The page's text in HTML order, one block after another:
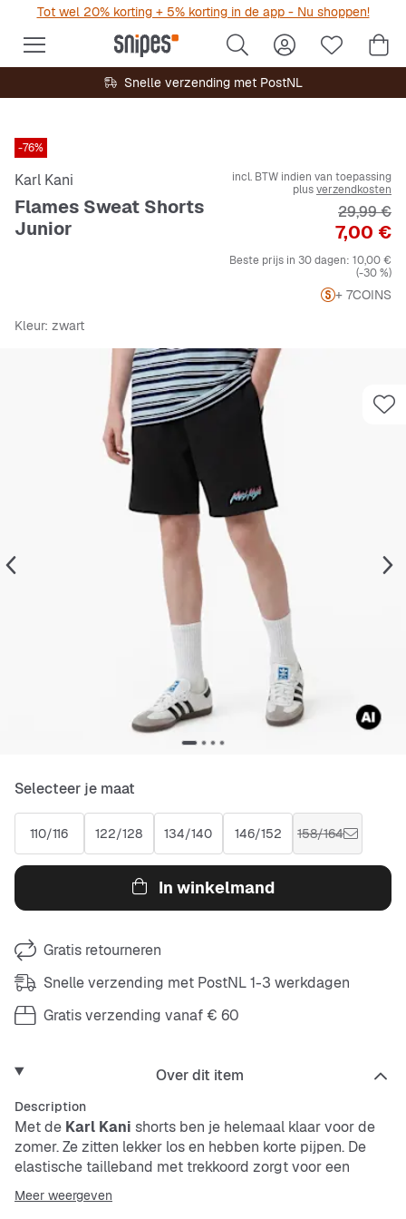
Tot wel 20% korting + 5% korting in de app - Nu shoppen!
Snelle verzending met PostNL
-76%
Karl Kani
Flames Sweat Shorts
Junior
incl. BTW indien van toepassing
plusverzendkosten
Prijs
7,00 €
Originele
29,99 €
Beste prijs in 30 dagen: 10,00 €
(-30 %)
+ 7COINS
Kleur: zwart
Selecteer je maat
110/116 122/128 134/140 146/152 158/164
In winkelmand
Gratis retourneren
Snelle verzending met PostNL 1-3 werkdagen
Gratis verzending vanaf € 60
Over dit item
Description
Met de Karl Kani shorts ben je helemaal klaar voor de
zomer. Ze zitten lekker los en hebben korte pijpen. De
elastische tailleband met trekkoord zorgt voor een
comfortabele pasvorm. In de steekzakken kun je kleine
spullen makkelijk meenemen. Het materiaal is stevig en
Meer weergeven